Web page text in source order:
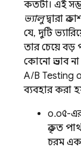
কতটা। এই
ভ্যালুদ্বারা
যে, দুটি
তার চেয়ে বড়
কোনো প্রভাব
A/B Testing
ব্যবহার করা
০.০৫-
প্রকৃত
চরম